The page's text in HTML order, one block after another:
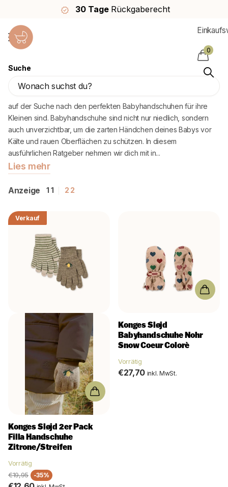
30 Tage Rückgaberecht
Suche
0
Babyhandschuhe
auf der Suche nach den perfekten Babyhandschuhen für ihre
Kleinen sind. Babyhandschuhe sind nicht nur niedlich, sondern
auch unverzichtbar, um die zarten Händchen deines Babys vor
Kälte und rauen Oberflächen zu schützen. In diesem
ausführlichen Ratgeber nehmen wir dich mit in...
Lies mehr
Anzeige 1 1 2 2
Verkauf
Konges Sløjd 2er Pack
Filla Handschuhe
Zitrone/Streifen
Vorrätig
€19,95
-35%
Konges Sløjd
Babyhandschuhe Nohr
Snow Coeur Colorè
Vorrätig
€27,70 inkl. MwSt.